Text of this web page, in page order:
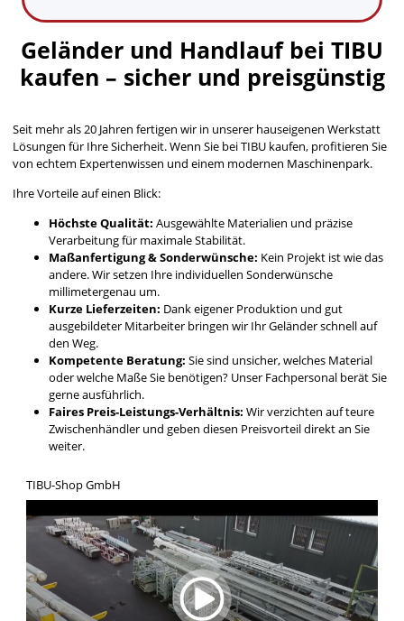
Geländer und Handlauf bei TIBU
kaufen – sicher und preisgünstig
Seit mehr als 20 Jahren fertigen wir in unserer hauseigenen Werkstatt
Lösungen für Ihre Sicherheit. Wenn Sie bei TIBU kaufen, profitieren Sie
von echtem Expertenwissen und einem modernen Maschinenpark.
Ihre Vorteile auf einen Blick:
Höchste Qualität: Ausgewählte Materialien und präzise
Verarbeitung für maximale Stabilität.
Maßanfertigung & Sonderwünsche: Kein Projekt ist wie das
andere. Wir setzen Ihre individuellen Sonderwünsche
millimetergenau um.
Kurze Lieferzeiten: Dank eigener Produktion und gut
ausgebildeter Mitarbeiter bringen wir Ihr Geländer schnell auf
den Weg.
Kompetente Beratung: Sie sind unsicher, welches Material
oder welche Maße Sie benötigen? Unser Fachpersonal berät Sie
gerne ausführlich.
Faires Preis-Leistungs-Verhältnis: Wir verzichten auf teure
Zwischenhändler und geben diesen Preisvorteil direkt an Sie
weiter.
TIBU-Shop GmbH